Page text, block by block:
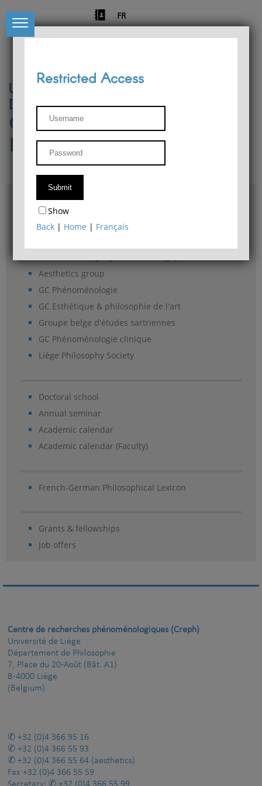
FR
University of Liège
Départment of Philosophy
Center for Phenomenological
Research
Access & maps
Philosophy Department Library
Aesthetics group
GC Phénoménologie
GC Esthétique & philosophie de l'art
Groupe belge d'études sartriennes
GC Phénoménologie clinique
Liège Philosophy Society
Doctoral school
Annual seminar
Academic calendar
Academic calendar (Faculty)
French-German Philosophical Lexicon
Grants & fellowships
Job offers
Restricted Access
Show
Back | Home | Français
Centre de recherches phénoménologiques (Creph)
Université de Liège
Département de Philosophie
7, Place du 20-Août (Bât. A1)
B-4000 Liège
(Belgium)
+32 (0)4 366 95 16
+32 (0)4 366 55 93
+32 (0)4 366 55 64 (aesthetics)
Fax +32 (0)4 366 55 59